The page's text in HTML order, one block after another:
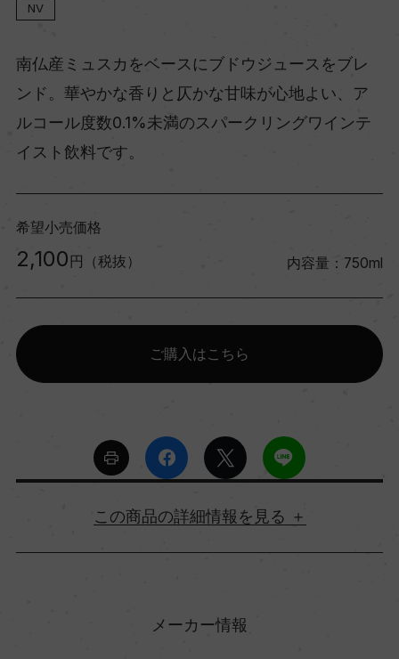
NV
南仏産ミュスカをベースにブドウジュースをブレ
ンド。華やかな香りと仄かな甘味が心地よい、ア
ルコール度数0.1%未満のスパークリングワインテ
イスト飲料です。
希望小売価格
2,100 円（税抜） 内容量：750ml
ご購入はこちら
詳細情報
メーカー情報